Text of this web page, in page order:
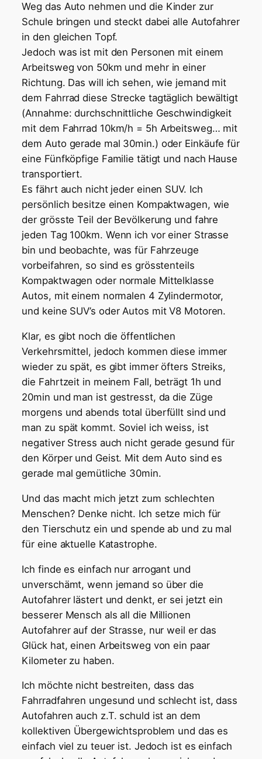
Weg das Auto nehmen und die Kinder zur
Schule bringen und steckt dabei alle Autofahrer
in den gleichen Topf.
Jedoch was ist mit den Personen mit einem
Arbeitsweg von 50km und mehr in einer
Richtung. Das will ich sehen, wie jemand mit
dem Fahrrad diese Strecke tagtäglich bewältigt
(Annahme: durchschnittliche Geschwindigkeit
mit dem Fahrrad 10km/h = 5h Arbeitsweg… mit
dem Auto gerade mal 30min.) oder Einkäufe für
eine Fünfköpfige Familie tätigt und nach Hause
transportiert.
Es fährt auch nicht jeder einen SUV. Ich
persönlich besitze einen Kompaktwagen, wie
der grösste Teil der Bevölkerung und fahre
jeden Tag 100km. Wenn ich vor einer Strasse
bin und beobachte, was für Fahrzeuge
vorbeifahren, so sind es grösstenteils
Kompaktwagen oder normale Mittelklasse
Autos, mit einem normalen 4 Zylindermotor,
und keine SUV’s oder Autos mit V8 Motoren.
Klar, es gibt noch die öffentlichen
Verkehrsmittel, jedoch kommen diese immer
wieder zu spät, es gibt immer öfters Streiks,
die Fahrtzeit in meinem Fall, beträgt 1h und
20min und man ist gestresst, da die Züge
morgens und abends total überfüllt sind und
man zu spät kommt. Soviel ich weiss, ist
negativer Stress auch nicht gerade gesund für
den Körper und Geist. Mit dem Auto sind es
gerade mal gemütliche 30min.
Und das macht mich jetzt zum schlechten
Menschen? Denke nicht. Ich setze mich für
den Tierschutz ein und spende ab und zu mal
für eine aktuelle Katastrophe.
Ich finde es einfach nur arrogant und
unverschämt, wenn jemand so über die
Autofahrer lästert und denkt, er sei jetzt ein
besserer Mensch als all die Millionen
Autofahrer auf der Strasse, nur weil er das
Glück hat, einen Arbeitsweg von ein paar
Kilometer zu haben.
Ich möchte nicht bestreiten, dass das
Fahrradfahren ungesund und schlecht ist, dass
Autofahren auch z.T. schuld ist an dem
kollektiven Übergewichtsproblem und das es
einfach viel zu teuer ist. Jedoch ist es einfach